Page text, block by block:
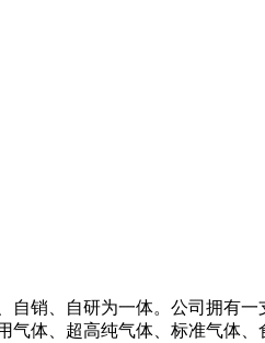
销、自研为一体。公司拥有
体、超高纯气体、标准气体